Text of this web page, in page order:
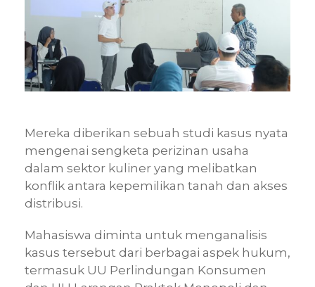
Mereka diberikan sebuah studi kasus nyata
mengenai sengketa perizinan usaha
dalam sektor kuliner yang melibatkan
konflik antara kepemilikan tanah dan akses
distribusi.
Mahasiswa diminta untuk menganalisis
kasus tersebut dari berbagai aspek hukum,
termasuk UU Perlindungan Konsumen